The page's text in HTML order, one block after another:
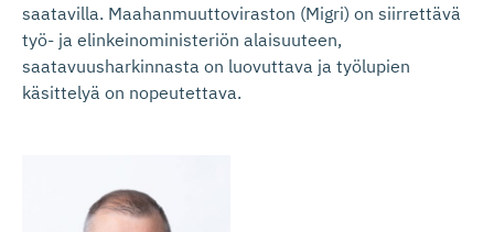
saatavilla. Maahanmuuttoviraston (Migri) on siirrettävä
työ- ja elinkeinoministeriön alaisuuteen,
saatavuusharkinnasta on luovuttava ja työlupien
käsittelyä on nopeutettava.